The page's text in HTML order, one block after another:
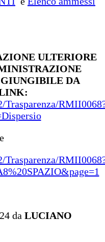
ULTERIORE
DA
Trasparenza/
Trasparenza/
da LUCIANO